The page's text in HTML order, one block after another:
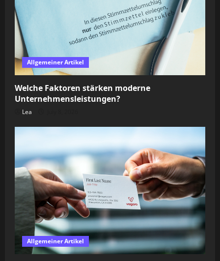
Allgemeiner Artikel
Welche Faktoren stärken moderne
Unternehmensleistungen?
Lea
Allgemeiner Artikel